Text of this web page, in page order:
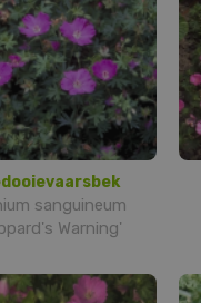
sanguineum
Warning'